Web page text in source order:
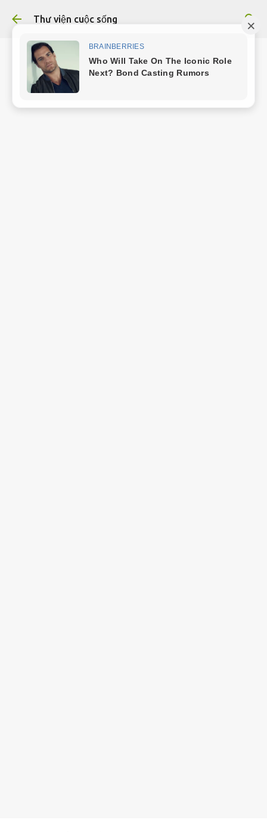
Chuyển đến nội dung chính
Thư viện cuộc sống